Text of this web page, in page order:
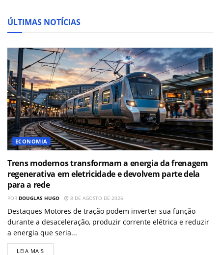
ÚLTIMAS NOTÍCIAS
ECONOMIA
Trens modernos transformam a energia da frenagem
regenerativa em eletricidade e devolvem parte dela
para a rede
POR DOUGLAS HUGO 8 DE AGOSTO DE 2026
Destaques Motores de tração podem inverter sua função
durante a desaceleração, produzir corrente elétrica e reduzir
a energia que seria...
LEIA MAIS